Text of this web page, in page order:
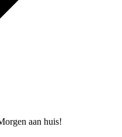
aan huis!